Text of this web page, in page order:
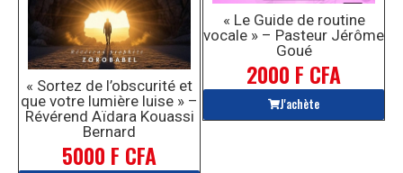
« Sortez de l’obscurité et
que votre lumière luise » –
Révérend Aïdara Kouassi
Bernard
5000 F CFA
« Le Guide de routine
vocale » – Pasteur Jérôme
Goué
2000 F CFA
J'achète